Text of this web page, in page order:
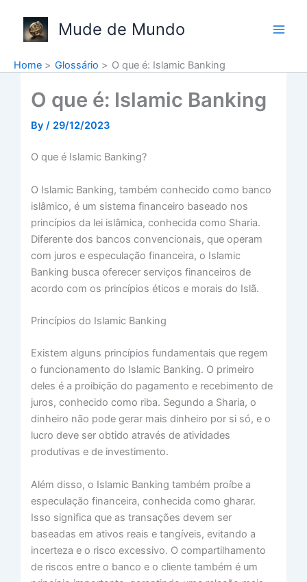
content
Mude de Mundo
Home Glossário O que é: Islamic Banking
O que é: Islamic Banking
By / 29/12/2023
O que é Islamic Banking?
O Islamic Banking, também conhecido como banco
islâmico, é um sistema financeiro baseado nos
princípios da lei islâmica, conhecida como Sharia.
Diferente dos bancos convencionais, que operam
com juros e especulação financeira, o Islamic
Banking busca oferecer serviços financeiros de
acordo com os princípios éticos e morais do Islã.
Princípios do Islamic Banking
Existem alguns princípios fundamentais que regem
o funcionamento do Islamic Banking. O primeiro
deles é a proibição do pagamento e recebimento de
juros, conhecido como riba. Segundo a Sharia, o
dinheiro não pode gerar mais dinheiro por si só, e o
lucro deve ser obtido através de atividades
produtivas e de investimento.
Além disso, o Islamic Banking também proíbe a
especulação financeira, conhecida como gharar.
Isso significa que as transações devem ser
baseadas em ativos reais e tangíveis, evitando a
incerteza e o risco excessivo. O compartilhamento
de riscos entre o banco e o cliente também é um